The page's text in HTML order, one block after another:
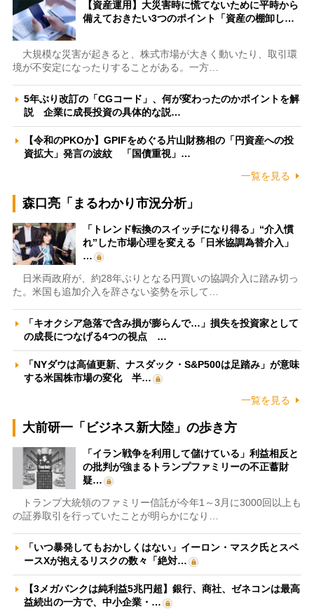
【資産運用】大災害時に慌てないために平時から
備えておきたい3つのポイント「資産の棚卸し…
大規模な災害が起きると、株式市場が大きく動いたり、取引環
境が不安定になったりすることがある。一方…
5年ぶり改訂の「CGコード」、何が変わったのかポイントを解
説 企業に成長投資の具体的な説…
【令和のPKOか】GPIFをめぐる片山財務相の「円資産への投
資拡大」発言の波紋 「国債重視」…
一覧を見る
森口亮「まるわかり市況分析」
「トレンド転換のスイッチになり得る」“介入慣
れ”した市場心理を変える「日米協調為替介入」
…
日米両政府が、約28年ぶりとなる円買いの協調介入に踏み切っ
た。米国も追加介入を辞さない姿勢を示して…
「キオクシア急落で含み損が膨らんで…」損失を投資家として
の成長につなげる4つの視点 …
「NYダウは高値更新、ナスダック・S&P500は足踏み」が意味
する米国株市場の変化 半…
一覧を見る
大前研一「ビジネス新大陸」の歩き方
「イラン戦争を利用して儲けている」利益相反と
の批判が強まるトランプファミリーの不正蓄財
疑…
トランプ大統領のファミリー信託が今年1～3月に3000回以上も
の証券取引を行っていたことが明らかになり…
「いつ暴発してもおかしくはない」イーロン・マスク氏とスペ
ースXが抱えるリスクの数々「絶対…
【3メガバンクは純利益5兆円超】銀行、商社、ゼネコンは最高
益続出の一方で、中小企業・…